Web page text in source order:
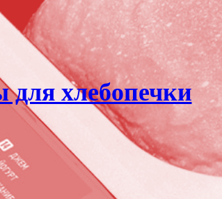
для хлебопечки